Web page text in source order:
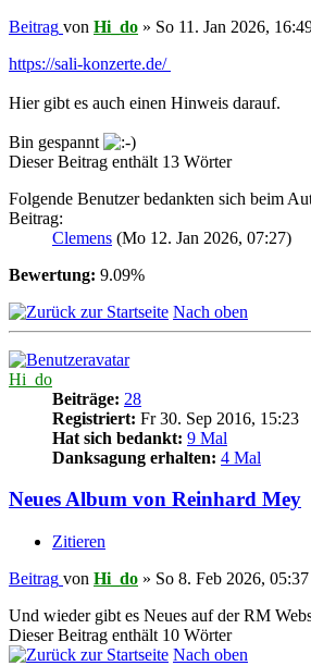
Beitrag von Hi_do » So 11. Jan 2026,
https://sali-konzerte.de/
Hier gibt es auch einen Hinweis darauf.
Bin gespannt
Dieser Beitrag enthält 13 Wörter
Folgende Benutzer bedankten sich beim
Beitrag:
Clemens (Mo 12. Jan 2026, 07:27)
Bewertung: 9.09%
Nach oben
Hi_do
Beiträge: 28
Registriert: Fr 30. Sep 2016, 15:23
Hat sich bedankt: 9 Mal
Danksagung erhalten: 4 Mal
Neues Album von Reinhard Mey
Zitieren
Beitrag von Hi_do » So 8. Feb 2026, 05:37
Und wieder gibt es Neues auf der RM
Dieser Beitrag enthält 10 Wörter
Nach oben